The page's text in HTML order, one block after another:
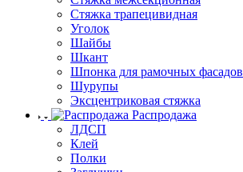
Стяжка трапецивидная
Уголок
Шайбы
Шкант
Шпонка для рамочных фасадов
Шурупы
Эксцентриковая стяжка
Распродажа
ЛДСП
Клей
Полки